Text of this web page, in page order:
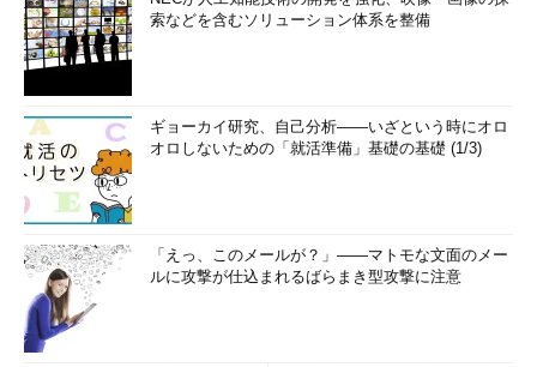
索などを含むソリューション体系を整備
ギョーカイ研究、自己分析――いざという時にオロ
オロしないための「就活準備」基礎の基礎 (1/3)
「えっ、このメールが？」――マトモな文面のメー
ルに攻撃が仕込まれるばらまき型攻撃に注意